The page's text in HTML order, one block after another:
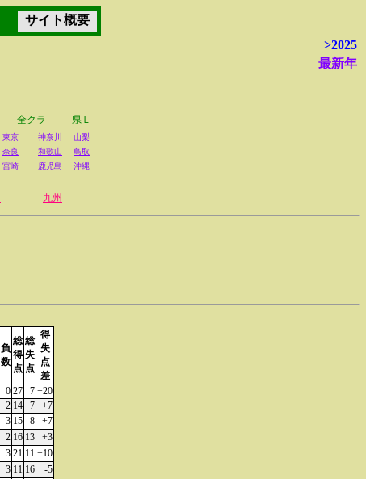
サイト概要
>2025
最新年
全クラ 県Ｌ
東京 神奈川
山梨
奈良 和歌山
鳥取
宮崎 鹿児島 沖縄
九州
負
数
総
得
点
総
失
点
得
失
点
差
0 27 7 +20
2 14 7
+7
3 15 8
+7
2 16 13
+3
3 21 11 +10
3 11 16
-5